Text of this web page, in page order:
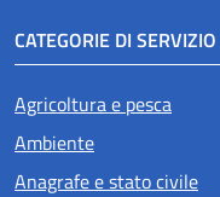
CATEGORIE DI SERVIZIO
Agricoltura e pesca
Ambiente
Anagrafe e stato civile